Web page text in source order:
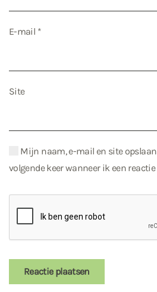
E-mail *
Site
Mijn naam, e-mail en site
volgende keer wanneer ik een reactie
Reactie plaatsen